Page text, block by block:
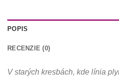
POPIS
RECENZIE (0)
V starých kresbách, kde línia